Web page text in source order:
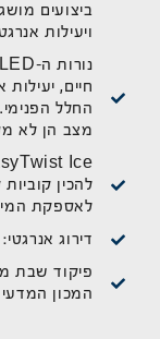
ביצועים
ויעילות
חיים,
החלל
מצב הן לא
להכין
לאספקת
דירוג אנרגטי: A
פיקוד שבת
המכון המדעי